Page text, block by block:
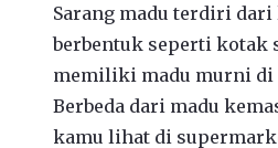
Sarang madu terdiri
berbentuk seperti kotak
memiliki madu murni di
Berbeda dari madu
kamu lihat di